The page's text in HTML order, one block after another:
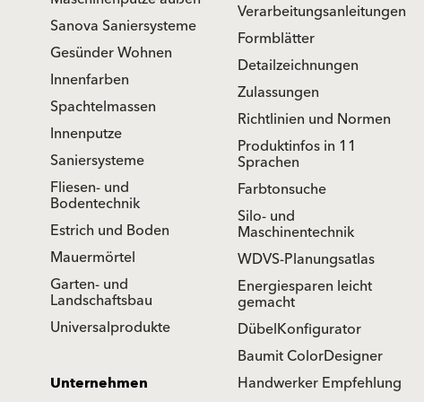
Sanova Saniersysteme
Gesünder Wohnen
Innenfarben
Spachtelmassen
Innenputze
Saniersysteme
Fliesen- und
Bodentechnik
Estrich und Boden
Mauermörtel
Garten- und
Landschaftsbau
Universalprodukte
Verarbeitungsanleitungen
Formblätter
Detailzeichnungen
Zulassungen
Richtlinien und Normen
Produktinfos in 11
Sprachen
Farbtonsuche
Silo- und
Maschinentechnik
WDVS-Planungsatlas
Energiesparen leicht
gemacht
DübelKonfigurator
Baumit ColorDesigner
Handwerker Empfehlung
Unternehmen